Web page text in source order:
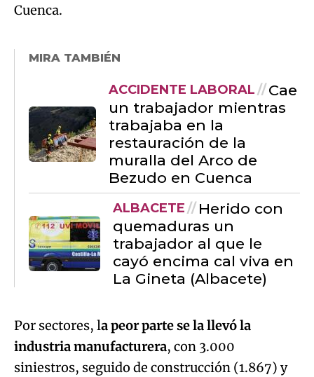
Cuenca.
MIRA TAMBIÉN
ACCIDENTE LABORAL
Cae
un trabajador mientras
trabajaba en la
restauración de la
muralla del Arco de
Bezudo en Cuenca
ALBACETE
Herido con
quemaduras un
trabajador al que le
cayó encima cal viva en
La Gineta (Albacete)
Por sectores, la peor parte se la llevó la
industria manufacturera, con 3.000
siniestros, seguido de construcción (1.867) y